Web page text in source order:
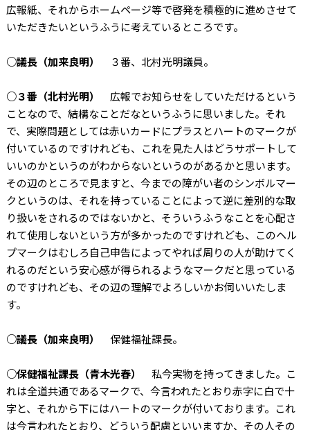
広報紙、それからホームページ等で啓発を積極的に進めさせて
いただきたいというふうに考えているところです。
○議長（加来良明） ３番、北村光明議員。
○３番（北村光明）
広報でお知らせをしていただけるという
ことなので、結構なことだなというふうに思いました。それ
で、実際問題としては赤いカードにプラスとハートのマークが
付いているのですけれども、これを見た人はどうサポートして
いいのかというのがわからないというのがあるかと思います。
その辺のところで見ますと、今までの障がい者のシンボルマー
クというのは、それを持っていることによって逆に差別的な取
り扱いをされるのではないかと、そういうふうなことを心配さ
れて使用しないという方が多かったのですけれども、このヘル
プマークはむしろ自己申告によってやれば周りの人が助けてく
れるのだという安心感が得られるようなマークだと思っている
のですけれども、その辺の理解でよろしいかお伺いいたしま
す。
○議長（加来良明） 保健福祉課長。
○保健福祉課長（青木光春）
私今実物を持ってきました。こ
れは全道共通であるマークで、今言われたとおり赤字に白で十
字と、それから下にはハートのマークが付いております。これ
は今言われたとおり、どういう配慮といいますか、その人その